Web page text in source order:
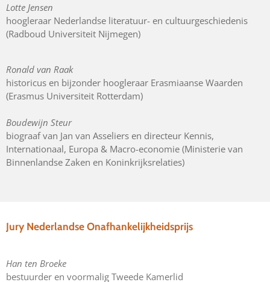
Lotte Jensen
hoogleraar Nederlandse literatuur- en cultuurgeschiedenis
(Radboud Universiteit Nijmegen)
Ronald van Raak
historicus en bijzonder hoogleraar Erasmiaanse Waarden
(Erasmus Universiteit Rotterdam)
Boudewijn Steur
biograaf van Jan van Asseliers en directeur Kennis,
Internationaal, Europa & Macro-economie (Ministerie van
Binnenlandse Zaken en Koninkrijksrelaties)
Jury Nederlandse Onafhankelijkheidsprijs
Han ten Broeke
bestuurder en voormalig Tweede Kamerlid